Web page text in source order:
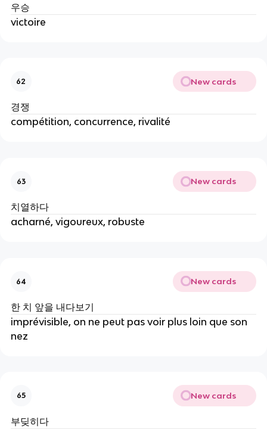
우승
victoire
62 New cards
경쟁
compétition, concurrence, rivalité
63 New cards
치열하다
acharné, vigoureux, robuste
64 New cards
한 치 앞을 내다보기
imprévisible, on ne peut pas voir plus loin que son
nez
65 New cards
부딪히다